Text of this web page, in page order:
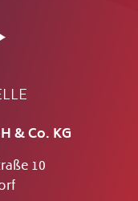
& Co. KG
10